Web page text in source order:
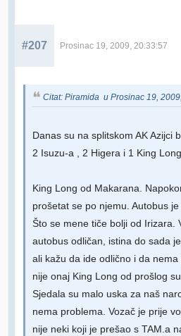
#207 Prosinac 19, 2009, 20:33:57
Citat: Piramida u Prosinac 19,
Danas su na splitskom AK Azijci
2 Isuzu-a , 2 Higera i 1 King
King Long od Makarana.
prošetat se po njemu. Autobus
Što se mene tiče bolji od Irizara.
autobus odličan, istina do sada
ali kažu da ide odlično i da
nije onaj King Long od prošlog
Sjedala su malo uska za naš
nema problema. Vozač je prije
nije neki koji je prešao s TAM.a